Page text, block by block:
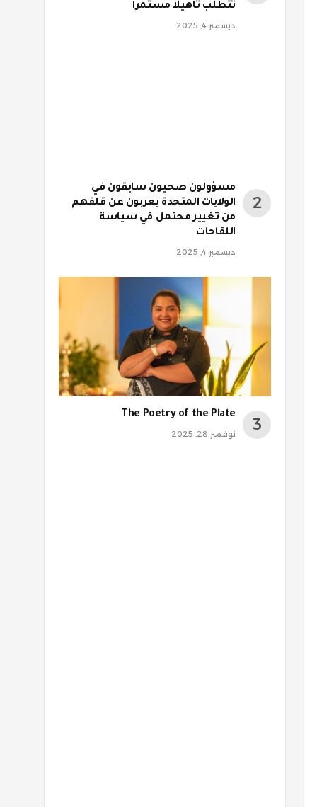
تتطلب تأهيلا مستمرا
ديسمبر 4, 2025
مسؤولون صحيون سابقون في
الولايات المتحدة يعربون عن قلقهم
من تغيير محتمل في سياسة
اللقاحات
ديسمبر 4, 2025
The Poetry of the Plate
نوفمبر 28, 2025